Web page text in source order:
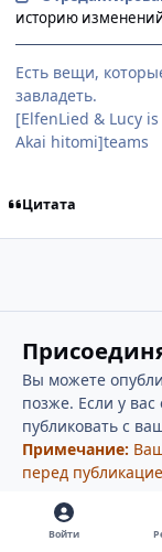
историю
Есть вещи,
завладеть.
[ElfenLied & Lucy
Akai hitomi]teams
Цитата
Вы можете
позже. Если у вас
публиковать с
Примечание:
перед
Войти